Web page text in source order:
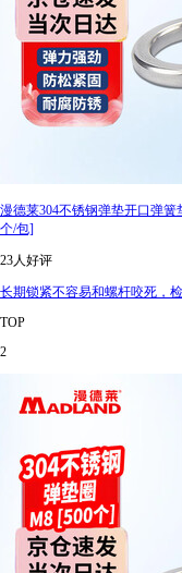
漫德莱304不锈钢弹垫开口弹
个/包]
23人好评
长期锁紧不容易和螺杆咬死，
TOP
2